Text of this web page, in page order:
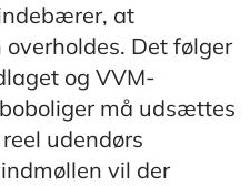
at
Det følger
og VVM-
må udsættes
udendørs
vil der